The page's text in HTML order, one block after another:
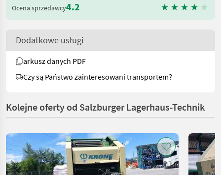
Ocena sprzedawcy4.2
Dodatkowe usługi
arkusz danych PDF
Czy są Państwo zainteresowani transportem?
Kolejne oferty od Salzburger Lagerhaus-Technik